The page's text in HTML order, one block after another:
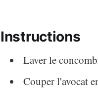
Instructions
Laver le
Couper l'avocat